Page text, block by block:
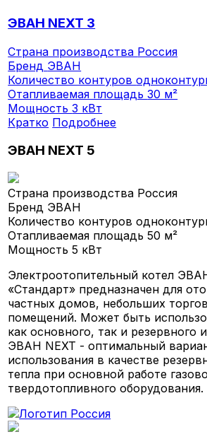
ЭВАН NEXT 3
Страна производства Россия
Бренд ЭВАН
Количество контуров
Отапливаемая площадь30 м²
Мощность3 кВт
Кратко Подробнее
ЭВАН NEXT 5
Страна производства Россия
Бренд ЭВАН
Количество контуров
Отапливаемая площадь50 м²
Мощность5 кВт
Электроотопительный котел
«Стандарт» предназначен для
частных домов, небольших
помещений. Может быть
как основного, так и резервного
ЭВАН NEXT - оптимальный
использования в качестве
тепла при основной работе
твердотопливного оборудования.